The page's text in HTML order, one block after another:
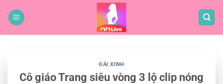
qua
GÁI XINH
Cô giáo Trang siêu vòng 3 lộ clip nóng